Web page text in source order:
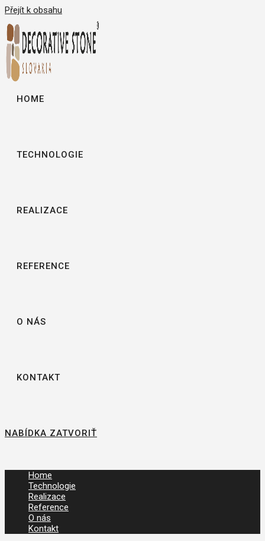
Přejít k obsahu
HOME
TECHNOLOGIE
REALIZACE
REFERENCE
O NÁS
KONTAKT
NABÍDKA ZATVORIŤ
Home
Technologie
Realizace
Reference
O nás
Kontakt